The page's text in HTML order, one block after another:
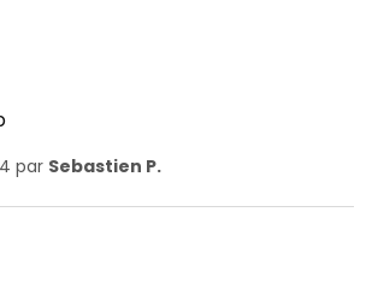
par Sebastien P.